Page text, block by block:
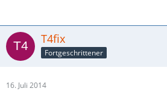
T4fix
Fortgeschrittener
16. Juli 2014